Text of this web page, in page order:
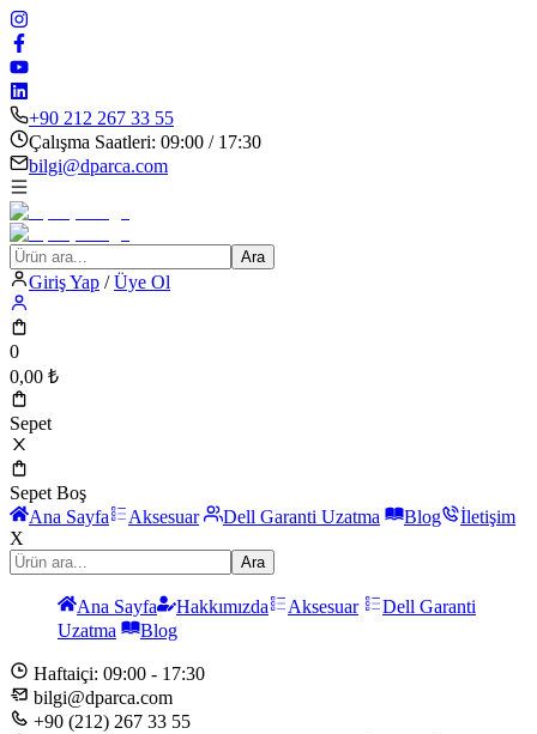
+90 212 267 33 55
Çalışma Saatleri: 09:00 / 17:30
bilgi@dparca.com
Ara
Giriş Yap /Üye Ol
0
0,00 ₺
Sepet
Sepet Boş
Ana Sayfa
Aksesuar Dell Garanti Uzatma Blog
İletişim
X
Ara
Ana Sayfa Hakkımızda Aksesuar
Dell Garanti
Uzatma
Blog
Haftaiçi: 09:00 - 17:30
bilgi@dparca.com
+90 (212) 267 33 55